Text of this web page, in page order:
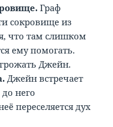
Граф
сокровище из
что там слишком
ему помогать.
Джейн.
Джейн встречает
него
переселяется дух